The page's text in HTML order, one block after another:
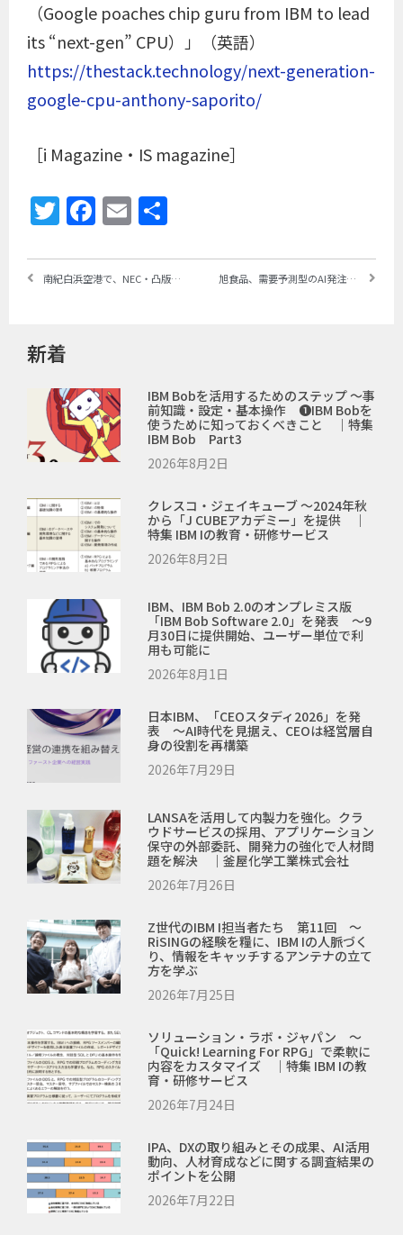
（Google poaches chip guru from IBM to lead
its “next-gen” CPU）」（英語）
https://thestack.technology/next-generation-
google-cpu-anthony-saporito/
［i Magazine・IS magazine］
Twitter
Facebook
Email
南紀白浜空港で、NEC・凸版印刷など5社が「MR空港体験」の実証実験 ～MR（複合現実）や5G技術を採用、業務環境の創出や来訪者の増大が目的 旭食品、需要予測型のAI発注システムを導入し、作業時間を1/8、欠品を約4割、返品を最大約3割削減 ～日立が構築・導入を支援
新着
IBM Bobを活用するためのステップ ～事
前知識・設定・基本操作 ❶IBM Bobを
使うために知っておくべきこと ｜特集
IBM Bob Part3
2026年8月2日
クレスコ・ジェイキューブ ～2024年秋
から「J CUBEアカデミー」を提供 ｜
特集 IBM Iの教育・研修サービス
2026年8月2日
IBM、IBM Bob 2.0のオンプレミス版
「IBM Bob Software 2.0」を発表 ～9
月30日に提供開始、ユーザー単位で利
用も可能に
2026年8月1日
日本IBM、「CEOスタディ2026」を発
表 ～AI時代を見据え、CEOは経営層自
身の役割を再構築
2026年7月29日
LANSAを活用して内製力を強化。クラ
ウドサービスの採用、アプリケーション
保守の外部委託、開発力の強化で人材問
題を解決 ｜釜屋化学工業株式会社
2026年7月26日
Z世代のIBM I担当者たち 第11回 ～
RiSINGの経験を糧に、IBM Iの人脈づく
り、情報をキャッチするアンテナの立て
方を学ぶ
2026年7月25日
ソリューション・ラボ・ジャパン ～
「Quick! Learning For RPG」で柔軟に
内容をカスタマイズ ｜特集 IBM Iの教
育・研修サービス
2026年7月24日
IPA、DXの取り組みとその成果、AI活用
動向、人材育成などに関する調査結果の
ポイントを公開
2026年7月22日